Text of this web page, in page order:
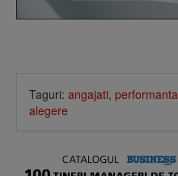
Taguri: angajati, performanta
alegere